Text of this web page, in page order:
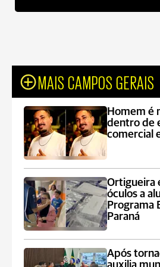
MAIS CAMPOS GERAIS
Homem é
dentro de
comercial
Ortigueira
óculos a
Programa
Paraná
Após